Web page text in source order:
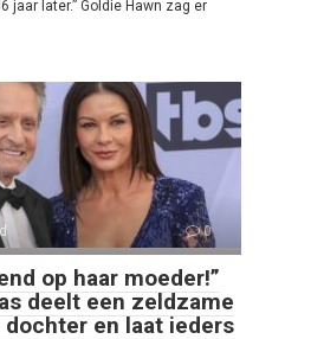
jaar later.” Goldie Hawn zag er
0
op haar moeder!”
deelt een zeldzame
en laat ieders